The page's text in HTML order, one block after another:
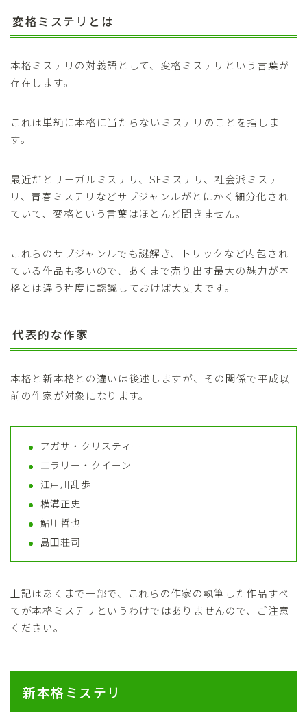
変格ミステリとは
本格ミステリの対義語として、変格ミステリという言葉が
存在します。
これは単純に本格に当たらないミステリ のことを指しま
す。
最近だとリーガルミステリ、SFミステリ、社会派ミステ
リ、青春ミステリなどサブジャンルがとにかく細分化され
ていて、変格という言葉はほとんど聞きません。
これらのサブジャンルでも謎解き、トリックなど内包され
ている作品も多いので、あくまで売り出す最大の魅力が本
格とは違う程度に認識しておけば大丈夫です。
代表的な作家
本格と新本格との違いは後述しますが、その関係で平成以
前の作家が対象 になります。
アガサ・クリスティー
エラリー・クイーン
江戸川乱歩
横溝正史
鮎川哲也
島田荘司
上記はあくまで一部で、これらの作家の執筆した作品すべ
てが本格ミステリというわけではありませんので、ご注意
ください。
新本格ミステリ